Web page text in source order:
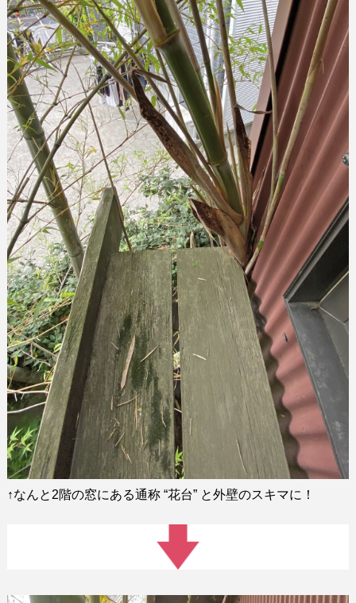
↑なんと 2階の窓にある通称 “花台” と外壁のスキマに！